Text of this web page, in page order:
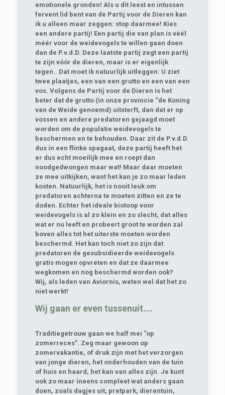
emotionele gronden! Als u dit leest en intussen
fervent lid bent van de Partij voor de Dieren kan
ik u alleen maar zeggen: stop daarmee! Kies
een andere partij! Een partij die van plan is véél
méér voor de weidevogels te willen gaan doen
dan de P.v.d.D. Deze laatste partij zegt een partij
te zijn vóór de dieren, maar is er eigenlijk
tegen.. Dat moet ik natuurlijk uitleggen: U ziet
twee plaatjes, een van een grutto en een van een
vos. Volgens de Partij voor de Dieren is het
beter dat de grutto (in onze provincie “de Koning
van de Weide genoemd) uitsterft, dan dat er op
vossen en andere predatoren gejaagd moet
worden om de populatie weidevogels te
beschermen en te behouden. Daar zit de P.v.d.D.
dus in een flinke spagaat, deze partij heeft het
er dus echt moeilijk mee en roept dan
noodgedwongen maar wat! Maar daar moeten
ze mee uitkijken, want het kan je zo maar leden
kosten. Natuurlijk, het is nooit leuk om
predatoren achterna te moeten zitten en ze te
doden. Echter het ideale biotoop voor
weidevogels is al zo klein en zo slecht, dat alles
wat er nu leeft en probeert groot te worden zal
boven alles tot het uiterste moeten worden
beschermd. Het kan toch niet zo zijn dat
predatoren de gesubsidieerde weidevogels
gratis mogen opvreten en dat ze daarmee
wegkomen en nog beschermd worden ook?
Wij, als leden van Aviornis, weten wel dat het zo
niet werkt!
Wij gaan er even tussenuit….
Traditiegetrouw gaan we half mei “op
zomerreces”. Zeg maar gewoon op
zomervakantie, of druk zijn met het verzorgen
van jonge dieren, het onderhouden van de tuin
of huis en haard, het kan van alles zijn. Je kunt
ook zo maar ineens compleet wat anders gaan
doen, zoals dagjes uit, pretpark, dierentuin,